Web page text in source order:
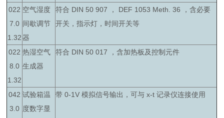
022
7.0
1.32
空气湿度
间歇调节
器
符合 DIN 50 907 ， DEF 1053 Meth. 36 ，含必要
开关，指示灯，时间开关等
022
8.0
1.32
热湿空气
生成器
符合 DIN 50 017 ，含加热板及控制元件
042
3.0
试验箱温
度数字显
带 0-1V 模拟信号输出，可与 x-t 记录仪连接使用